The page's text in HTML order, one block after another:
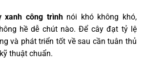
xanh công trìnhnói khó không khó,
hề dễ chút nào. Để cây đạt tỷ lệ
và phát triển tốt về sau cần tuân thủ
thuật chuẩn.